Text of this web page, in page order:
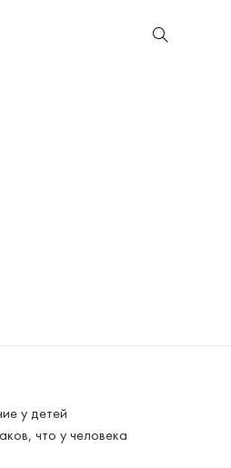
у детей
что у человека